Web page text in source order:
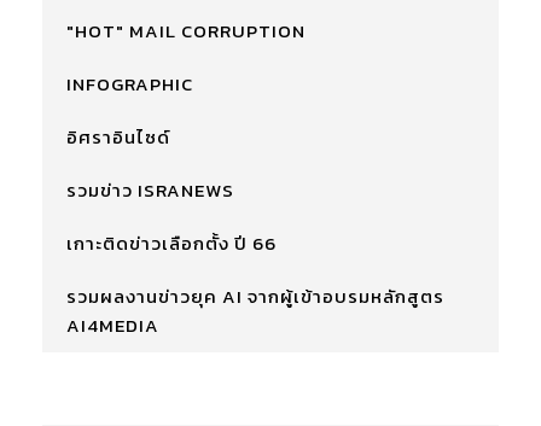
"HOT" MAIL CORRUPTION
INFOGRAPHIC
อิศราอินไซด์
รวมข่าว ISRANEWS
เกาะติดข่าวเลือกตั้ง ปี 66
รวมผลงานข่าวยุค AI จากผู้เข้าอบรมหลักสูตร
AI4MEDIA